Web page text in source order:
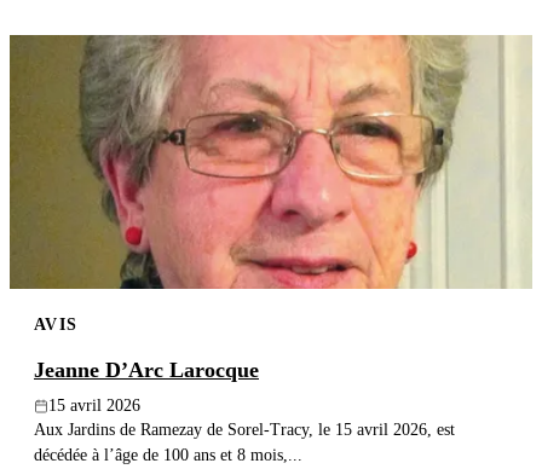
AVIS
Jeanne D’Arc Larocque
15 avril 2026
Aux Jardins de Ramezay de Sorel-Tracy, le 15 avril 2026, est
décédée à l’âge de 100 ans et 8 mois,...